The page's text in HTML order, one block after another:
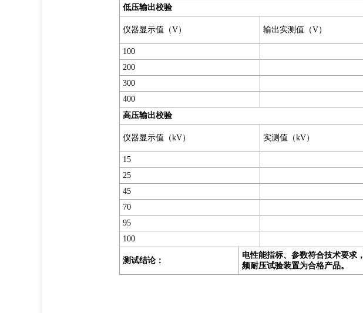
低压输出校验
仪器显示值（V） 输出实测值（V）
100
200
300
400
高压输出校验
仪器显示值（kV） 实测值（kV）
15
25
45
70
95
100
测试结论：
电性能指标、参数符合技术要求，
频耐压试验装置为合格产品。